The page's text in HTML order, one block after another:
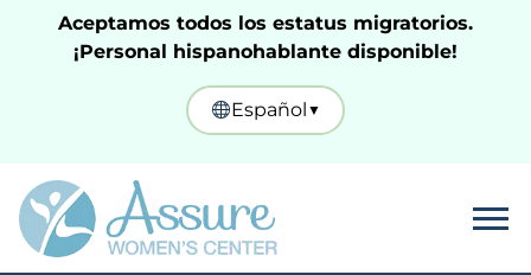
Aceptamos todos los estatus migratorios.
¡Personal hispanohablante disponible!
Español ▼